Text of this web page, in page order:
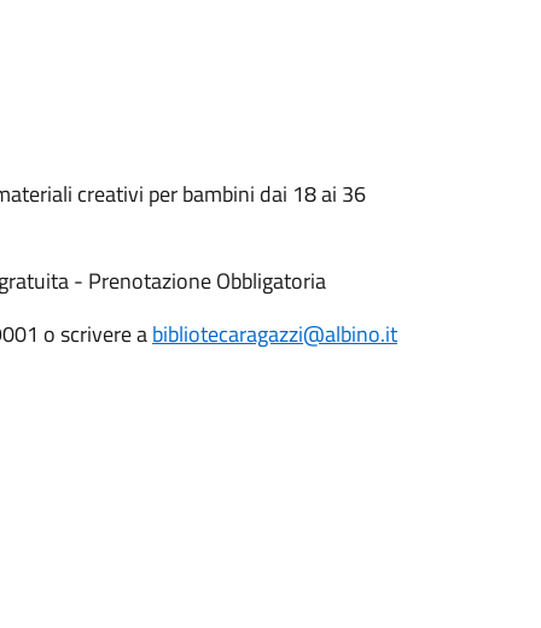
creativi per bambini dai 18 ai 36
- Prenotazione Obbligatoria
o scrivere abibliotecaragazzi@albino.it